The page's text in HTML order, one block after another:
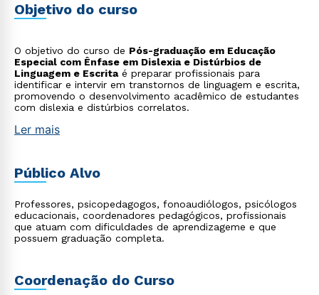
Objetivo do curso
O objetivo do curso de Pós-graduação em Educação
Especial com Ênfase em Dislexia e Distúrbios de
Linguagem e Escritaé preparar profissionais para
identificar e intervir em transtornos de linguagem e escrita,
promovendo o desenvolvimento acadêmico de estudantes
com dislexia e distúrbios correlatos.
Ler mais
Público Alvo
Professores, psicopedagogos, fonoaudiólogos, psicólogos
educacionais, coordenadores pedagógicos, profissionais
que atuam com dificuldades de aprendizageme e que
possuem graduação completa.
Coordenação do Curso